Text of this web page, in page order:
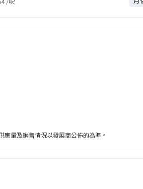
/呎
量及銷售情況以發展商公佈的為準。